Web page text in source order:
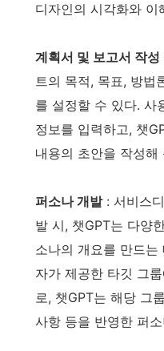
디자인의 시각화와 이
계획서 및 보고서 작성
트의 목적, 목표, 방법
를 설정할 수 있다. 사
정보를 입력하고, 챗
내용의 초안을 작성해
퍼소나 개발: 서비스
발 시, 챗GPT는 다양
소나의 개요를 만드
자가 제공한 타깃 그
로, 챗GPT는 해당 그
사항 등을 반영한 퍼